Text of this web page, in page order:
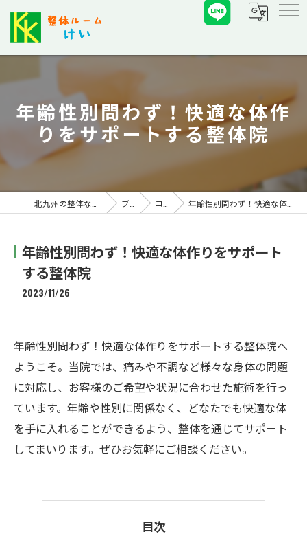
年齢性別問わず！快適な体作
りをサポートする整体院
ブログ コラム 年齢性別問わず！快適な体作りをサポートする整体院
年齢性別問わず！快適な体作りをサポート
する整体院
2023/11/26
年齢性別問わず！快適な体作りをサポートする整体院へ
ようこそ。当院では、痛みや不調など様々な身体の問題
に対応し、お客様のご希望や状況に合わせた施術を行っ
ています。年齢や性別に関係なく、どなたでも快適な体
を手に入れることができるよう、整体を通じてサポート
してまいります。ぜひお気軽にご相談ください。
目次